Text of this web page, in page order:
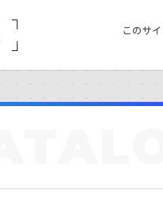
このサ